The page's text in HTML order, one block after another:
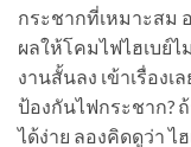
กระชากที่เหมาะสม
ผลให้โคมไฟไฮเบย์
งานสั้นลง เข้าเรื่องเ
ป้องกันไฟกระชาก?
ได้ง่าย ลองคิดดูว่า ไ